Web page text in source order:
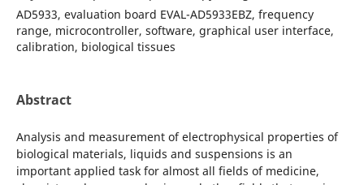
AD5933, evaluation board EVAL-AD5933EBZ, frequency
range, microcontroller, software, graphical user interface,
calibration, biological tissues
Abstract
Analysis and measurement of electrophysical properties of
biological materials, liquids and suspensions is an
important applied task for almost all fields of medicine,